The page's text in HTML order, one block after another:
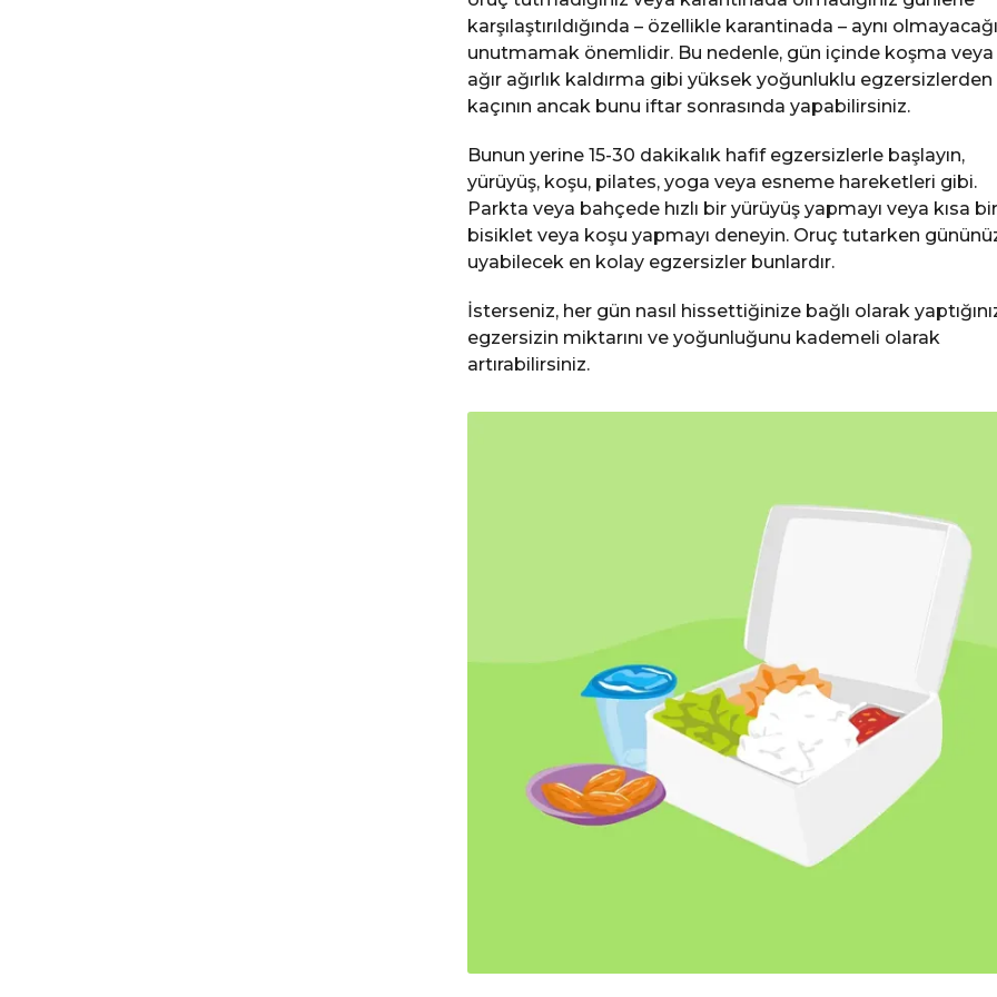
karşılaştırıldığında – özellikle karantinada – aynı
unutmamak önemlidir. Bu nedenle, gün içinde koşma veya
ağır ağırlık kaldırma gibi yüksek yoğunluklu egzersizlerden
kaçının ancak bunu iftar sonrasında yapabilirsiniz.
Bunun yerine 15-30 dakikalık hafif egzersizlerle başlayın,
yürüyüş, koşu, pilates, yoga veya esneme hareketleri gibi.
Parkta veya bahçede hızlı bir yürüyüş yapmayı veya kısa bir
bisiklet veya koşu yapmayı deneyin. Oruç tutarken
uyabilecek en kolay egzersizler bunlardır.
İsterseniz, her gün nasıl hissettiğinize bağlı olarak
egzersizin miktarını ve yoğunluğunu kademeli olarak
artırabilirsiniz.